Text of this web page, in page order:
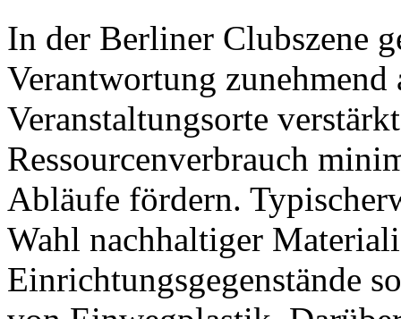
In der Berliner Clubszene
Verantwortung zunehmend
Veranstaltungsorte
Ressourcenverbrauch
Abläufe fördern.
Wahl nachhaltiger
Einrichtungsgegenstände